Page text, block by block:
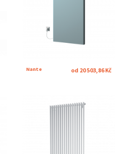
Nante od 20 503,86 Kč